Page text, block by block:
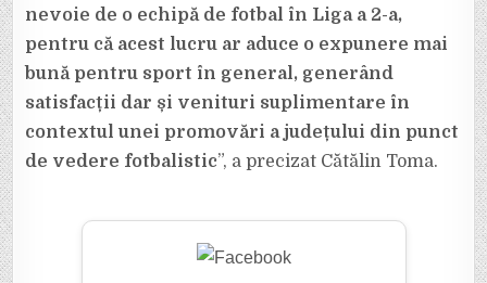
nevoie de o echipă de fotbal în Liga a 2-a,
pentru că acest lucru ar aduce o expunere mai
bună pentru sport în general, generând
satisfacții dar și venituri suplimentare în
contextul unei promovări a județului din punct
de vedere fotbalistic”, a precizat Cătălin Toma.